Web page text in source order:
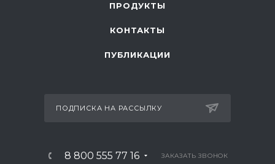
ПРОДУКТЫ
КОНТАКТЫ
ПУБЛИКАЦИИ
ПОДПИСКА НА РАССЫЛКУ
8 800 555 77 16 ЗАКАЗАТЬ ЗВОНОК